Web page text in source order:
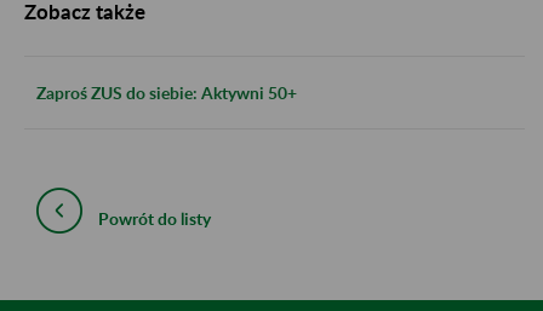
Zobacz także
Zaproś ZUS do siebie: Aktywni 50+
Powrót do listy